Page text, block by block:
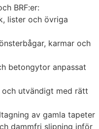
BRF:er:
lister och övriga
karmar och
betongytor anpassat
och utvändigt med rätt
av gamla tapeter
dammfri slipning inför